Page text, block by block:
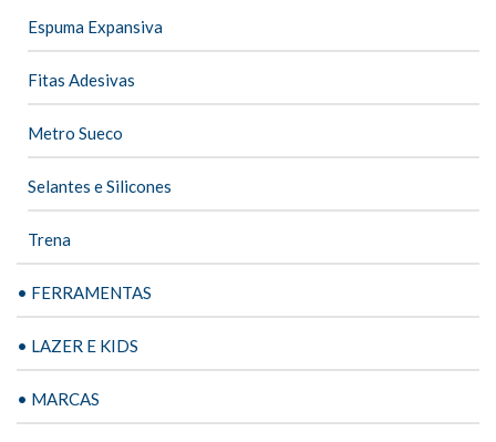
Espuma Expansiva
Fitas Adesivas
Metro Sueco
Selantes e Silicones
Trena
• FERRAMENTAS
• LAZER E KIDS
• MARCAS